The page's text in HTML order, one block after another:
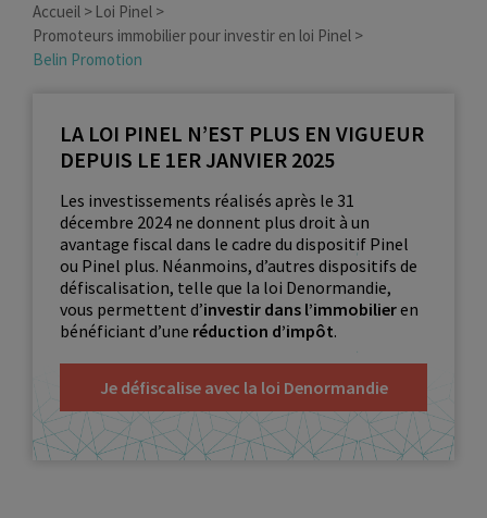
Accueil
Loi Pinel
Promoteurs immobilier pour investir en loi Pinel
Belin Promotion
LA LOI PINEL N’EST PLUS EN VIGUEUR
DEPUIS LE 1ER JANVIER 2025
Les investissements réalisés après le 31
décembre 2024 ne donnent plus droit à un
avantage fiscal dans le cadre du dispositif Pinel
ou Pinel plus. Néanmoins, d’autres dispositifs de
défiscalisation, telle que la loi Denormandie,
vous permettent d’investir dans l’immobilieren
bénéficiant d’une réduction d’impôt.
Je défiscalise avec la loi Denormandie